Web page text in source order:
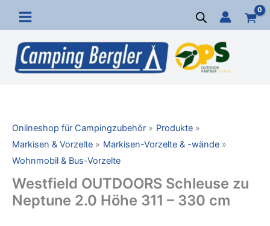
Inhalt
springen
Onlineshop für Campingzubehör
Produkte
Markisen & Vorzelte
Markisen-Vorzelte & -wände
Wohnmobil & Bus-Vorzelte
Westfield OUTDOORS Schleuse zu
Neptune 2.0 Höhe 311 – 330 cm